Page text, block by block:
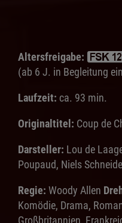
Altersfreigabe:
(ab 6 J. in Begleitung
Laufzeit: ca. 93 min.
Originaltitel: Coup de
Darsteller: Lou de
Poupaud, Niels
Regie: Woody Allen
Komödie, Drama,
Großbritannien,